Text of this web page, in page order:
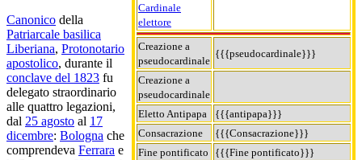
Cardinale
elettore
Creazione a
pseudocardinale
{{{pseudocardinale}}}
Creazione a
pseudocardinale
Eletto Antipapa
{{{antipapa}}}
Consacrazione
{{{Consacrazione}}}
Fine pontificato
{{{Fine pontificato}}}
Canonico della
Patriarcale basilica
Liberiana, Protonotario
apostolico, durante il
conclave del 1823 fu
delegato straordinario
alle quattro legazioni,
dal 25 agosto al 17
dicembre: Bologna che
comprendeva Ferrara e